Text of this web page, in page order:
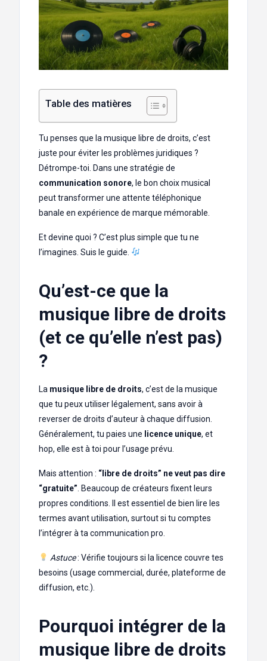
Table des matières
Tu penses que la musique libre de droits, c’est
juste pour éviter les problèmes juridiques ?
Détrompe-toi. Dans une stratégie de
communication sonore, le bon choix musical
peut transformer une attente téléphonique
banale en expérience de marque mémorable.
Et devine quoi ? C’est plus simple que tu ne
l’imagines. Suis le guide.
Qu’est-ce que la
musique libre de droits
(et ce qu’elle n’est pas)
?
La musique libre de droits, c’est de la musique
que tu peux utiliser légalement, sans avoir à
reverser de droits d’auteur à chaque diffusion.
Généralement, tu paies une licence unique, et
hop, elle est à toi pour l’usage prévu.
Mais attention : “libre de droits” ne veut pas dire
“gratuite” . Beaucoup de créateurs fixent leurs
propres conditions. Il est essentiel de bien lire les
termes avant utilisation, surtout si tu comptes
l’intégrer à ta communication pro.
Astuce: Vérifie toujours si la licence couvre tes
besoins (usage commercial, durée, plateforme de
diffusion, etc.).
Pourquoi intégrer de la
musique libre de droits